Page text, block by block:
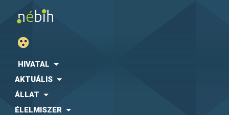
HIVATAL
AKTUÁLIS
ÁLLAT
ÉLELMISZER